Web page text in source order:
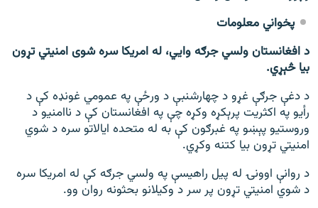
پخواني معلومات
د افغانستان ولسي جرګه وايي، له امریکا سره شوی امنیتي تړون
بیا څېړي.
د دغې جرګې غړو د چهارشنبې د ورځې په عمومي غونډه کې د
رأیو په اکثریت پرېکړه وکړه چې په افغانستان کې د ناامنیو د
وروستیو پېښو په غبرګون کې به له متحده ایالاتو سره د شوي
امنیتي تړون بیا کتنه وکړي.
د روانې اوونۍ له پیل راهیسې په ولسي جرګه کې له امریکا سره
د شوي امنیتي تړون پر سر د وکیلانو بحثونه روان وو.